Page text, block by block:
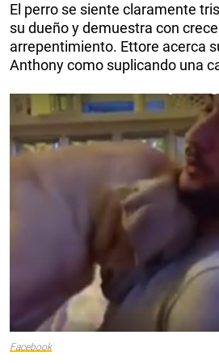
El perro se siente claramente
su dueño y demuestra con
arrepentimiento. Ettore acerca
Anthony como suplicando una
Facebook